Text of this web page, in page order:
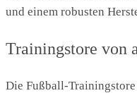
und einem robusten
Trainingstore von
Die Fußball-